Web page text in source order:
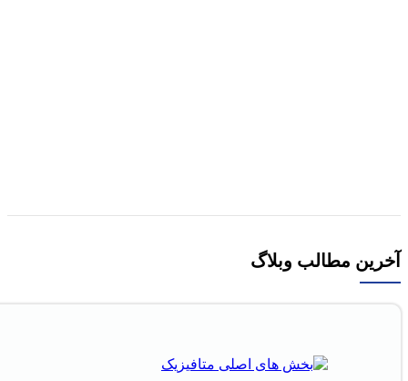
آخرین مطالب وبلاگ